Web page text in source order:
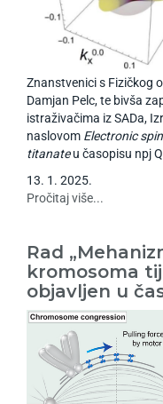
Znanstvenici s Fizičkog
Damjan Pelc, te bivša
istraživačima iz SADa,
naslovom Electronic
titanateu časopisu npj
13. 1 . 2025.
Pročitaj više...
Rad
kromosoma
objavljen u